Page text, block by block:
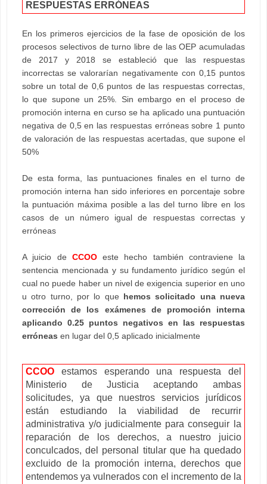
RESPUESTAS ERRÓNEAS
En los primeros ejercicios de la fase de oposición de los
procesos selectivos de turno libre de las OEP acumuladas
de 2017 y 2018 se estableció que las respuestas
incorrectas se valorarían negativamente con 0,15 puntos
sobre un total de 0,6 puntos de las respuestas correctas,
lo que supone un 25%. Sin embargo en el proceso de
promoción interna en curso se ha aplicado una puntuación
negativa de 0,5 en las respuestas erróneas sobre 1 punto
de valoración de las respuestas acertadas, que supone el
50%
De esta forma, las puntuaciones finales en el turno de
promoción interna han sido inferiores en porcentaje sobre
la puntuación máxima posible a las del turno libre en los
casos de un número igual de respuestas correctas y
erróneas
A juicio de CCOOeste hecho también contraviene la
sentencia mencionada y su fundamento jurídico según el
cual no puede haber un nivel de exigencia superior en uno
u otro turno, por lo que hemos solicitado una nueva
corrección de los exámenes de promoción interna
aplicando 0.25 puntos negativos en las respuestas
erróneas en lugar del 0,5 aplicado inicialmente
CCOO
estamos esperando una respuesta del
Ministerio de Justicia aceptando ambas
solicitudes, ya que nuestros servicios jurídicos
están estudiando la viabilidad de recurrir
administrativa y/o judicialmente para conseguir la
reparación de los derechos, a nuestro juicio
conculcados, del personal titular que ha quedado
excluido de la promoción interna, derechos que
entendemos ya vulnerados con el incremento de la